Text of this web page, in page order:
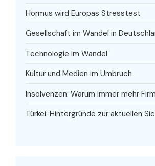
Hormus wird Europas Stresstest
Gesellschaft im Wandel in
Technologie im Wandel
Kultur und Medien im Umbruch
Insolvenzen: Warum immer mehr
Türkei: Hintergründe zur aktuellen